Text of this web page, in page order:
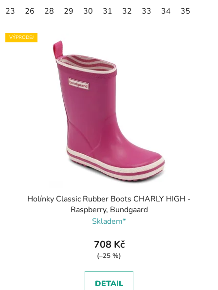
23 26 28 29 30 31 32 33 34 35
VÝPRODEJ
Holínky Classic Rubber Boots CHARLY HIGH -
Raspberry, Bundgaard
Skladem*
708 Kč
(–25 %)
DETAIL